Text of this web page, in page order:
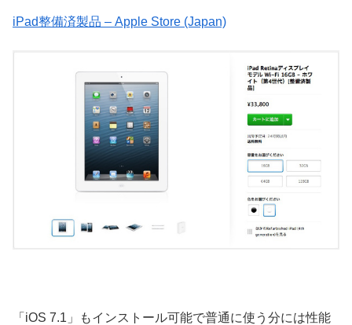
iPad整備済製品 – Apple Store (Japan)
「iOS 7.1」もインストール可能で普通に使う分には性能